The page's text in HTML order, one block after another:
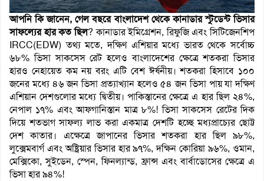
আপনি কি জানেন, গেল বছরে বাংলাদেশ থেকে কানাডার স্টুডেন্ট ভিসার
সাফল্যের হার কত ছিল? কানাডার ইমিগ্রেশন, রিফুজি এবং সিটিজেনশিপ
IRCC(EDW) তথ্য মতে, দক্ষিণ এশিয়ার মধ্যে ভারত থেকে সর্বোচ্চ
৬৮% ভিসা সাকসেস রেট হলেও বাংলাদেশের ক্ষেত্রে শতকরা ভিসার
হারও নেহায়েত কম নয় বরং এটি বেশ ঈর্ষনীয়। শতকরা হিসাবে ১০০
জনের মধ্যে ৪৬ জন ভিসা প্রত্যাখ্যান হলেও ৫৪ জন ভিসা পায় যা দক্ষিণ
এশিয়ান দেশগুলোর মধ্যে দ্বিতীয়। পাকিস্তানের ক্ষেত্রে এ হার ছিল ২৪%,
নেপাল ১৭% এবং আফগানিস্তান মাত্র ৮%! ভিসা সাকসেস রেটের দিক
দিয়ে শতভাগ সাফল্য লাভ করা একমাত্র দেশটি হচ্ছে মধ্যপ্রাচ্যের ছোট্ট
দেশ কাতার। এক্ষেত্রে জাপানের ভিসার শতকরা হার ছিল ৯৮%,
লুক্সেমবার্গ এবং অষ্ট্রিয়ার ভিসার হার ৯৭%, দক্ষিন কোরিয়া ৯৬%, ওমান,
মেক্সিকো, সুইডেন, স্পেন, ফিনল্যান্ড, ফ্রান্স এবং বার্বাডোসের ক্ষেত্রে এ
ভিসা হার ৯৪%!